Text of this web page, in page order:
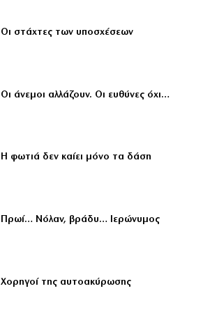
Οι στάχτες των υποσχέσεων
Οι άνεμοι αλλάζουν. Οι ευθύνες όχι…
Η φωτιά δεν καίει μόνο τα δάση
Πρωί… Νόλαν, βράδυ… Ιερώνυμος
Χορηγοί της αυτοακύρωσης